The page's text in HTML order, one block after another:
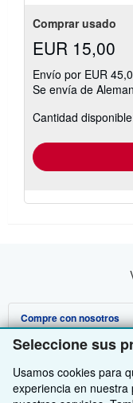
Seleccione sus
Usamos cookies para
experiencia en
Comprar usado
EUR 15,00
Envío por EUR
Se envía de
Cantidad
Compre con nosotros
Búsqueda avanzada
Colecciones
Venda con nosotros
Comenzar a vender
Sobre nosotros